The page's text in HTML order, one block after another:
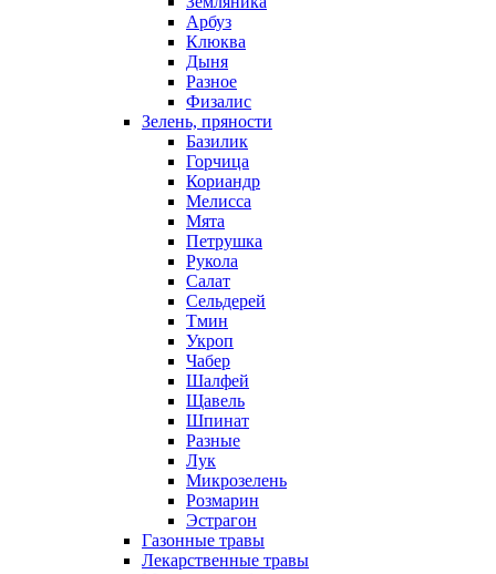
Арбуз
Клюква
Дыня
Разное
Физалис
Зелень, пряности
Базилик
Горчица
Кориандр
Мелисса
Мята
Петрушка
Рукола
Салат
Сельдерей
Тмин
Укроп
Чабер
Шалфей
Щавель
Шпинат
Разные
Лук
Микрозелень
Розмарин
Эстрагон
Газонные травы
Лекарственные травы